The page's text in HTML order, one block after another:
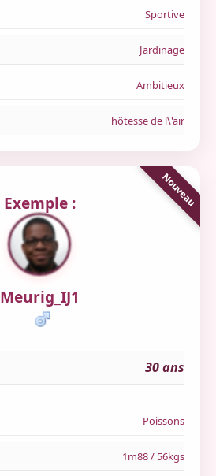
Sportive
Jardinage
Ambitieux
hôtesse de l\'air
Exemple :
Meurig_IJ1
30 ans
Poissons
1m88 / 56kgs